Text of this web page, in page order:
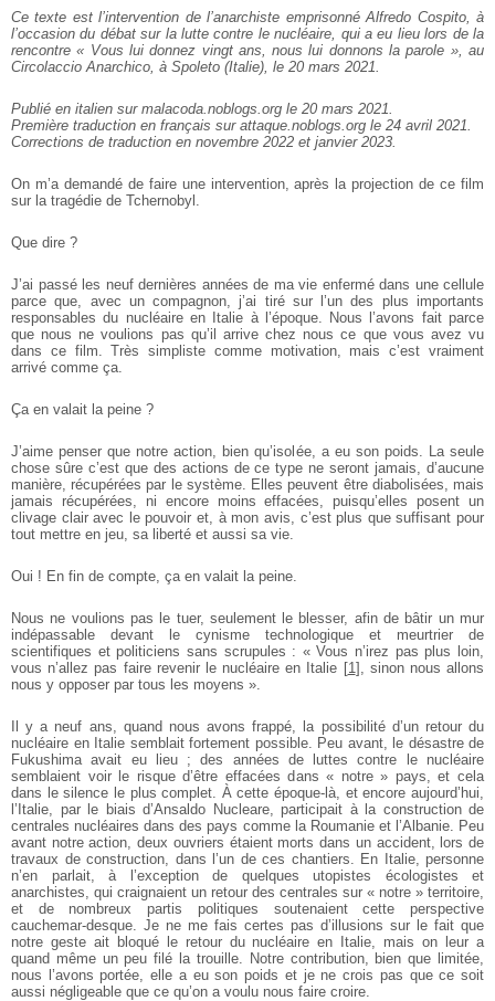
Ce texte est l’intervention de l’anarchiste emprisonné Alfredo Cospito, à
l’occasion du débat sur la lutte contre le nucléaire, qui a eu lieu lors de la
rencontre « Vous lui donnez vingt ans, nous lui donnons la parole », au
Circolaccio Anarchico, à Spoleto (Italie), le 20 mars 2021.
Publié en italien sur malacoda.noblogs.org le 20 mars 2021.
Première traduction en français sur attaque.noblogs.org le 24 avril 2021.
Corrections de traduction en novembre 2022 et janvier 2023.
On m’a demandé de faire une intervention, après la projection de ce film
sur la tragédie de Tchernobyl.
Que dire ?
J’ai passé les neuf dernières années de ma vie enfermé dans une cellule
parce que, avec un compagnon, j’ai tiré sur l’un des plus importants
responsables du nucléaire en Italie à l’époque. Nous l’avons fait parce
que nous ne voulions pas qu’il arrive chez nous ce que vous avez vu
dans ce film. Très simpliste comme motivation, mais c’est vraiment
arrivé comme ça.
Ça en valait la peine ?
J’aime penser que notre action, bien qu’isolée, a eu son poids. La seule
chose sûre c’est que des actions de ce type ne seront jamais, d’aucune
manière, récupérées par le système. Elles peuvent être diabolisées, mais
jamais récupérées, ni encore moins effacées, puisqu’elles posent un
clivage clair avec le pouvoir et, à mon avis, c’est plus que suffisant pour
tout mettre en jeu, sa liberté et aussi sa vie.
Oui ! En fin de compte, ça en valait la peine.
Nous ne voulions pas le tuer, seulement le blesser, afin de bâtir un mur
indépassable devant le cynisme technologique et meurtrier de
scientifiques et politiciens sans scrupules : « Vous n’irez pas plus loin,
vous n’allez pas faire revenir le nucléaire en Italie [1] , sinon nous allons
nous y opposer par tous les moyens ».
Il y a neuf ans, quand nous avons frappé, la possibilité d’un retour du
nucléaire en Italie semblait fortement possible. Peu avant, le désastre de
Fukushima avait eu lieu ; des années de luttes contre le nucléaire
semblaient voir le risque d’être effacées dans « notre » pays, et cela
dans le silence le plus complet. À cette époque-là, et encore aujourd’hui,
l’Italie, par le biais d’Ansaldo Nucleare, participait à la construction de
centrales nucléaires dans des pays comme la Roumanie et l’Albanie. Peu
avant notre action, deux ouvriers étaient morts dans un accident, lors de
travaux de construction, dans l’un de ces chantiers. En Italie, personne
n’en parlait, à l’exception de quelques utopistes écologistes et
anarchistes, qui craignaient un retour des centrales sur « notre » territoire,
et de nombreux partis politiques soutenaient cette perspective
cauchemar-desque. Je ne me fais certes pas d’illusions sur le fait que
notre geste ait bloqué le retour du nucléaire en Italie, mais on leur a
quand même un peu filé la trouille. Notre contribution, bien que limitée,
nous l’avons portée, elle a eu son poids et je ne crois pas que ce soit
aussi négligeable que ce qu’on a voulu nous faire croire.